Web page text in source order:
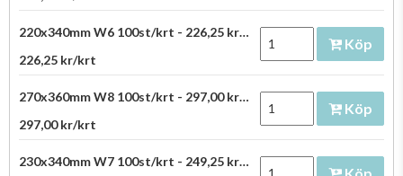
220x340mm W6 100st/krt - 226,25 kr/krt
226,25 kr/krt
Köp
270x360mm W8 100st/krt - 297,00 kr/krt
297,00 kr/krt
Köp
230x340mm W7 100st/krt - 249,25 kr/krt